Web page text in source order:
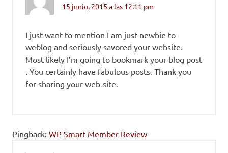
15 junio, 2015 a las 12:11 pm
I just want to mention I am just newbie to
weblog and seriously savored your website.
Most likely I’m going to bookmark your blog post
. You certainly have fabulous posts. Thank you
for sharing your web-site.
Pingback: WP Smart Member Review